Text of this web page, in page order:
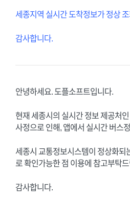
세종지역 실시간 도착정보가 정상
감사합니다.
안녕하세요. 도플소프트입니다.
현재 세종시의 실시간 정보 제공처
사정으로 인해, 앱에서 실시간 버스
세종시 교통정보시스템이 정상화되
로 확인가능한 점 이용에 참고부탁
감사합니다.